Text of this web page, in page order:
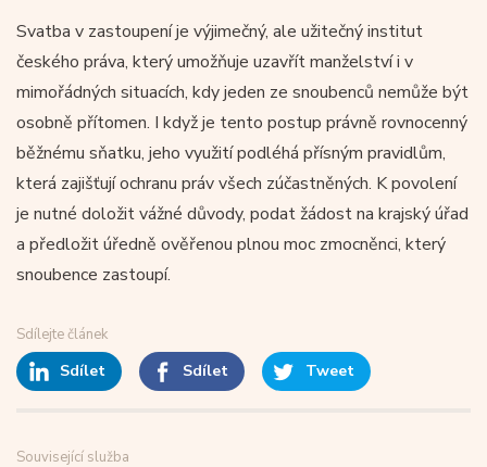
Svatba v zastoupení je výjimečný, ale užitečný institut
českého práva, který umožňuje uzavřít manželství i v
mimořádných situacích, kdy jeden ze snoubenců nemůže být
osobně přítomen. I když je tento postup právně rovnocenný
běžnému sňatku, jeho využití podléhá přísným pravidlům,
která zajišťují ochranu práv všech zúčastněných. K povolení
je nutné doložit vážné důvody, podat žádost na krajský úřad
a předložit úředně ověřenou plnou moc zmocněnci, který
snoubence zastoupí.
Sdílejte článek
Sdílet Sdílet Tweet
Související služba